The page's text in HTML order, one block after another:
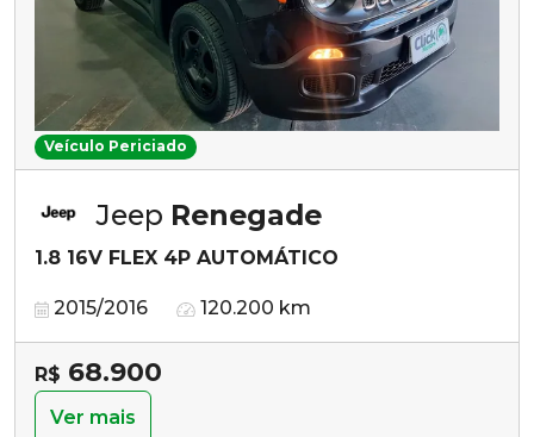
Veículo Periciado
Jeep Renegade
1.8 16V FLEX 4P AUTOMÁTICO
2015/2016 120.200 km
R$ 68.900
Ver mais